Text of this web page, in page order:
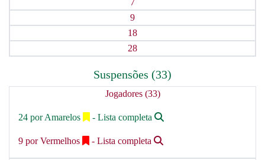
7
9
18
28
Suspensões (33)
Jogadores (33)
24 por Amarelos - Lista completa
9 por Vermelhos - Lista completa